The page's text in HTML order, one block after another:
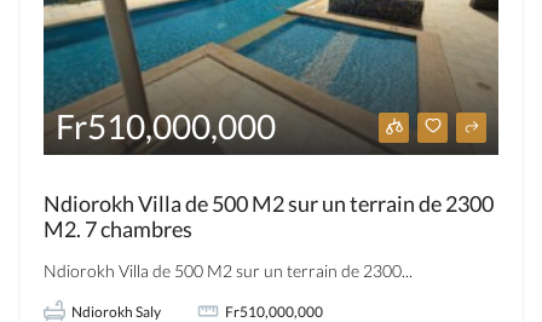
Fr510,000,000
Ndiorokh Villa de 500 M2 sur un terrain de 2300
M2. 7 chambres
Ndiorokh Villa de 500 M2 sur un terrain de 2300...
Ndiorokh Saly Fr510,000,000